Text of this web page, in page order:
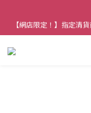
香港訂單金額滿HK$150